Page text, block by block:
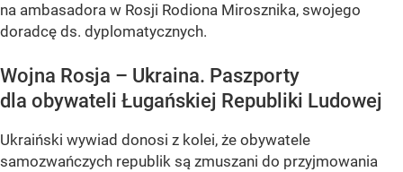
na ambasadora w Rosji Rodiona Mirosznika, swojego
doradcę ds. dyplomatycznych.
Wojna Rosja – Ukraina. Paszporty
dla obywateli Ługańskiej Republiki Ludowej
Ukraiński wywiad donosi z kolei, że obywatele
samozwańczych republik są zmuszani do przyjmowania